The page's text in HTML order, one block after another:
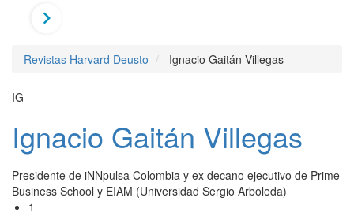
Revistas Harvard Deusto Ignacio Gaitán Villegas
IG
Ignacio Gaitán Villegas
Presidente de iNNpulsa Colombia y ex decano ejecutivo de Prime
Business School y EIAM (Universidad Sergio Arboleda)
1